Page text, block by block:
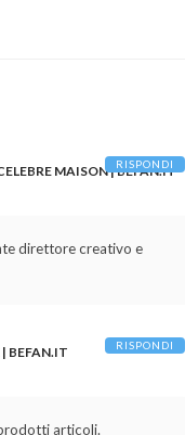
MAISON | BEFAN.IT
direttore creativo e
RISPONDI
BEFAN.IT
articoli.
RISPONDI